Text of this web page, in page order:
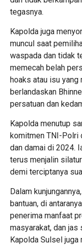
tegasnya.
Kapolda juga
muncul saat
waspada dan tidak
memecah belah
hoaks atau isu yang
berlandaskan
persatuan dan
Kapolda menutup
komitmen TNI-Polri
dan damai di 2024.
terus menjalin
demi terciptanya
Dalam
bantuan, di
penerima manfaat
masyarakat, dan jas
Kapolda Sulsel juga